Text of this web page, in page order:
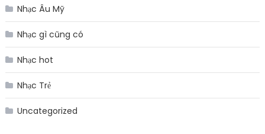
Nhạc Âu Mỹ
Nhạc gì cũng có
Nhạc hot
Nhạc Trẻ
Uncategorized